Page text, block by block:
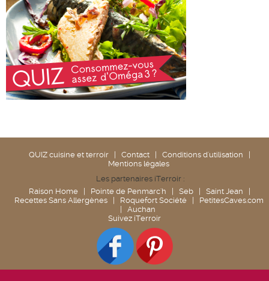
QUIZ cuisine et terroir Contact Conditions d'utilisation
Mentions légales
Les partenaires iTerroir :
Raison Home
Pointe de Penmarc'h Seb Saint Jean
Recettes Sans Allergènes
Roquefort Société
PetitesCaves.com
Auchan
Suivez iTerroir